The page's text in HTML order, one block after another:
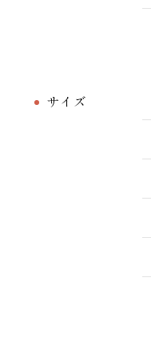
サイズ